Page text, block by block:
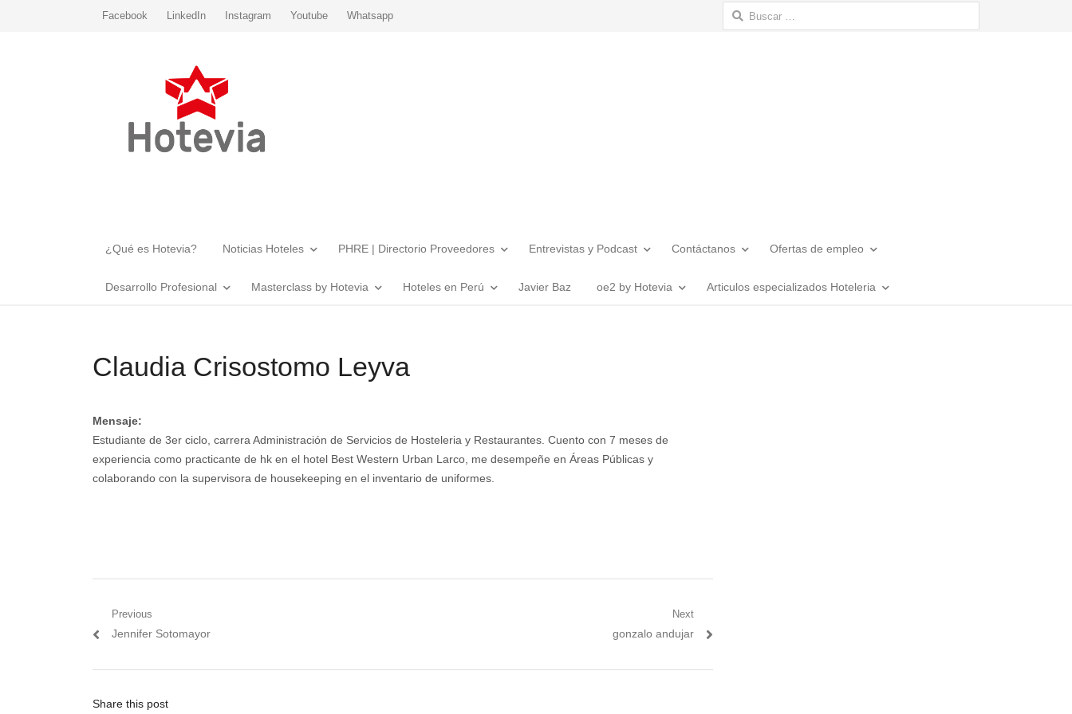
Facebook LinkedIn Instagram Youtube Whatsapp Buscar:
¿Qué es Hotevia? Noticias Hoteles PHRE | Directorio Proveedores Entrevistas y Podcast Contáctanos Ofertas de empleo
Desarrollo Profesional Masterclass by Hotevia Hoteles en Perú Javier Baz oe2 by Hotevia Articulos especializados Hoteleria
Claudia Crisostomo Leyva
Mensaje:
Estudiante de 3er ciclo, carrera Administración de Servicios de Hosteleria y Restaurantes. Cuento con 7 meses de
experiencia como practicante de hk en el hotel Best Western Urban Larco, me desempeñe en Áreas Públicas y
colaborando con la supervisora de housekeeping en el inventario de uniformes.
Navegación
entradas
Previous
Previous
Jennifer Sotomayor
Next
Next
gonzalo andujar
Share this post